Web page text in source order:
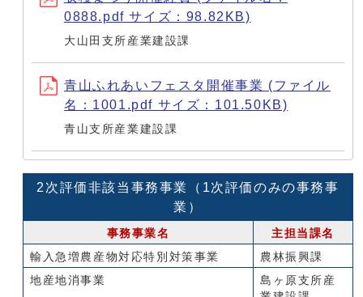
0888.pdf サイズ：98.82KB)
大山田支所産業建設課
青山ふれあいフェスタ開催事業 (ファイル
名：1001.pdf サイズ：101.50KB)
青山支所産業建設課
2次評価非該当事務事業（1次評価のみの事務事
業）
事務事業名
主担当課名
輸入急増農産物対応特別対策事業
農林振興課
地産地消事業
島ヶ原支所産